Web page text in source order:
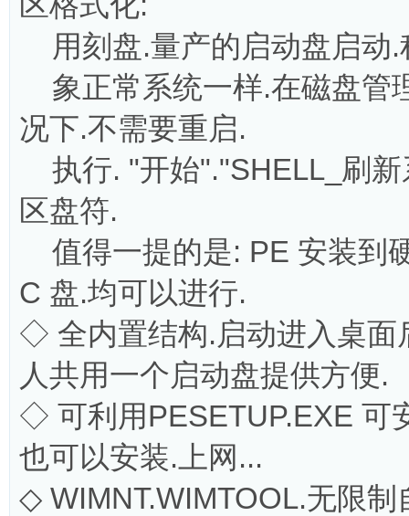
用刻盘.量产的启动盘启动.
象正常系统一样.在磁盘管
况下.不需要重启.
执行. "开始"."SHELL_刷新
区盘符.
值得一提的是: PE 安装到
C 盘.均可以进行.
◇ 全内置结构.启动进入桌面
人共用一个启动盘提供方便.
◇ 可利用PESETUP.EXE 可
也可以安装.上网...
◇ WIMNT.WIMTOOL.无限